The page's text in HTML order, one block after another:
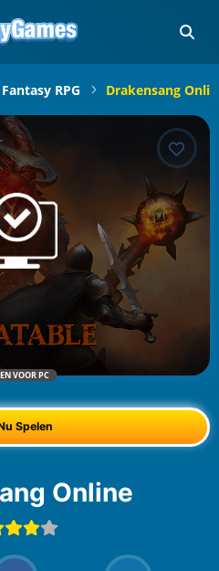
Fantasy RPG Drakensang
VOOR PC
Spelen
Online